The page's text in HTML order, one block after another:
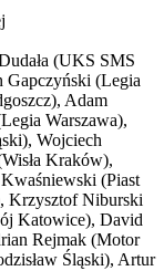
(UKS SMS
Gapczyński (Legia
Adam
Warszawa),
Wojciech
Kraków),
(Piast
Krzysztof Niburski
Katowice), David
Rejmak (Motor
Śląski), Artur